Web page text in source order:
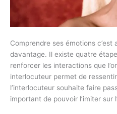
Comprendre ses émotions
davantage. Il existe quatre
renforcer les interactions que
interlocuteur permet de
l’interlocuteur souhaite faire
important de pouvoir l’imiter sur